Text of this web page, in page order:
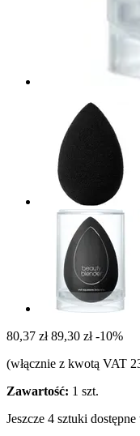
80,37 zł 89,30 zł -10%
(włącznie z kwotą VAT
Zawartość: 1 szt.
Jeszcze 4 sztuki